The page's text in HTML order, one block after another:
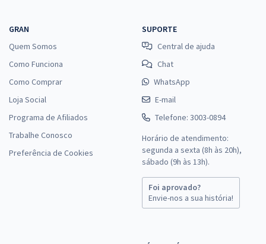
GRAN
Quem Somos
Como Funciona
Como Comprar
Loja Social
Programa de Afiliados
Trabalhe Conosco
Preferência de Cookies
SUPORTE
Central de ajuda
Chat
WhatsApp
E-mail
Telefone: 3003-0894
Horário de atendimento:
segunda a sexta (8h às 20h),
sábado (9h às 13h).
Foi aprovado?
Envie-nos a sua história!